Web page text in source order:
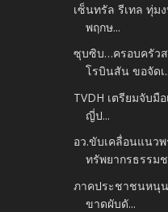
เซ็นทรัล รีเทล ทุ่ม
พฤกษ...
ซุบซิบ…ครอบครัว
โรบินสัน ขอจัดเ
TVDH เตรียมจับมื
ญี่ป...
อว.ขับเคลื่อนแนว
ทรัพยากรธรรม
ภาคประชาชนหนุน
ขาดผับดั...